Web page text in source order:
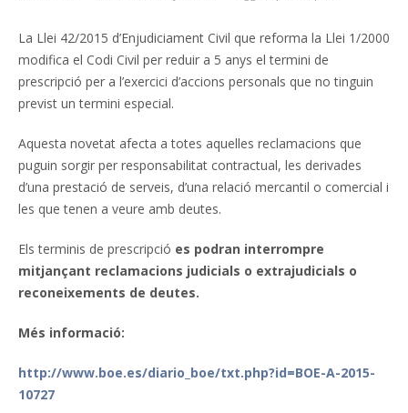
La Llei 42/2015 d’Enjudiciament Civil que reforma la Llei 1/2000
modifica el Codi Civil per reduir a 5 anys el termini de
prescripció per a l’exercici d’accions personals que no tinguin
previst un termini especial.
Aquesta novetat afecta a totes aquelles reclamacions que
puguin sorgir per responsabilitat contractual, les derivades
d’una prestació de serveis, d’una relació mercantil o comercial i
les que tenen a veure amb deutes.
Els terminis de prescripció es podran interrompre
mitjançant reclamacions judicials o extrajudicials o
reconeixements de deutes.
Més informació:
http://www.boe.es/diario_boe/txt.php?id=BOE-A-2015-
10727